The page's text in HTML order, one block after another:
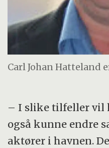
Carl Johan Hatteland
– I slike tilfeller vil
også kunne endre
aktører i havnen.